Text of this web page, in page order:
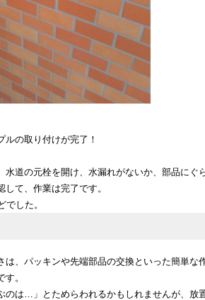
ルの取り付けが完了！
水道の元栓を開け、水漏れがないか、部品にぐ
て、作業は完了です。
でした。
は、パッキンや先端部品の交換といった簡単な
。
のは…」とためらわれるかもしれませんが、放